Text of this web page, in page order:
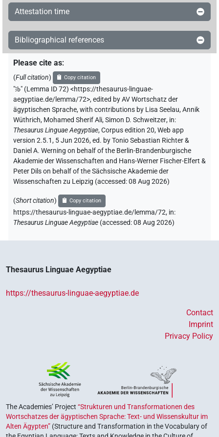
𓋁𓃀𓏲𓂻 | 1× V(infl. unedited)
𔄫[] | 1× V\inf (1)
Attestation time
Bibliographical references
Please cite as:
(Full citation) Copy citation
"ꜣb" (Lemma ID 72) <https://thesaurus-linguae-
aegyptiae.de/lemma/72>,edited by AV Wortschatz der
ägyptischen Sprache,with contributions by Lisa Seelau,Annik
Wüthrich, Mohamed Sherif Ali,Simon D. Schweitzer, in:
Thesaurus Linguae Aegyptiae,Corpus edition 20, Web app
version 2.5.1, 5 Jun 2026, ed. by Tonio Sebastian Richter &
Daniel A. Werning on behalf of the Berlin-Brandenburgische
Akademie der Wissenschaften and Hans-Werner Fischer-Elfert &
Peter Dils on behalf of the Sächsische Akademie der
Wissenschaften zu Leipzig (accessed:08 Aug 2026)
(Short citation) Copy citation
https://thesaurus-linguae-aegyptiae.de/lemma/72, in:
Thesaurus Linguae Aegyptiae (accessed:08 Aug 2026)
Thesaurus Linguae Aegyptiae
https://thesaurus-linguae-aegyptiae.de
Contact
Imprint
Privacy Policy
The Academies’ Project “Strukturen und Transformationen des
Wortschatzes der ägyptischen Sprache: Text- und Wissenskultur im
Alten Ägypten” (Structure and Transformation in the Vocabulary of